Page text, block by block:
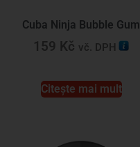
Cuba Ninja Bubble Gum
159 Kč vč. DPH
Citește mai mult